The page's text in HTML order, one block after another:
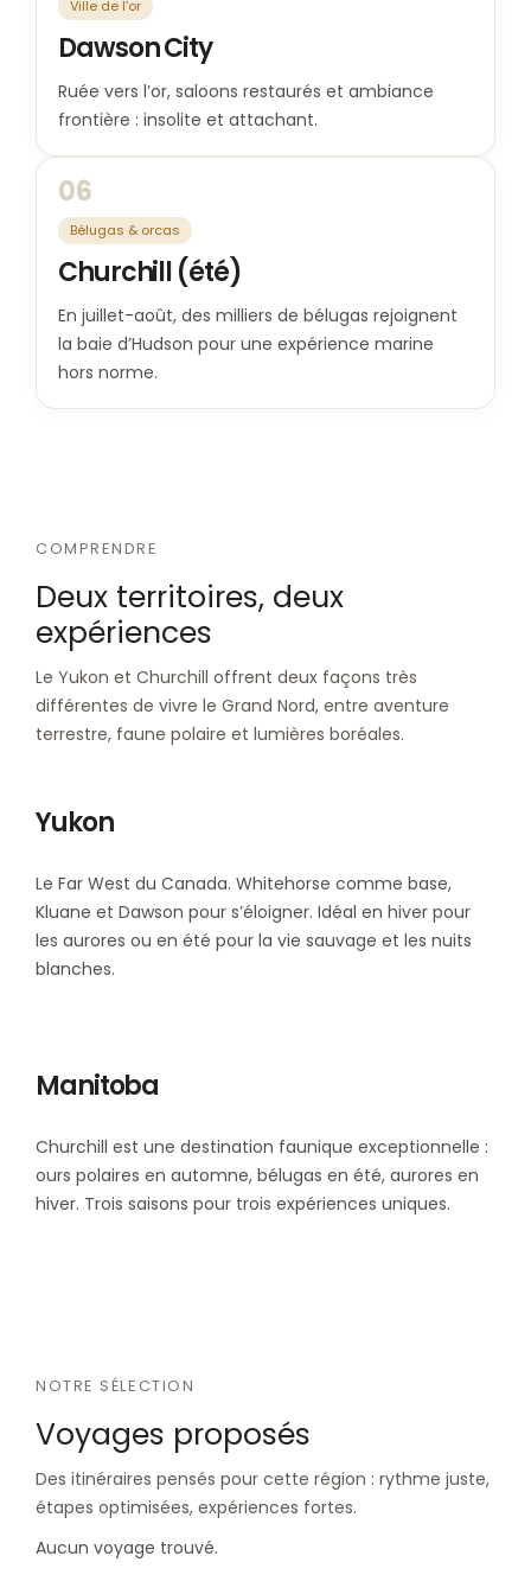
Ville de l’or
Dawson City
Ruée vers l’or, saloons restaurés et ambiance
frontière : insolite et attachant.
06
Bélugas & orcas
Churchill (été)
En juillet-août, des milliers de bélugas rejoignent
la baie d’Hudson pour une expérience marine
hors norme.
COMPRENDRE
Deux territoires, deux
expériences
Le Yukon et Churchill offrent deux façons très
différentes de vivre le Grand Nord, entre aventure
terrestre, faune polaire et lumières boréales.
Yukon
Le Far West du Canada. Whitehorse comme base,
Kluane et Dawson pour s’éloigner. Idéal en hiver pour
les aurores ou en été pour la vie sauvage et les nuits
blanches.
Manitoba
Churchill est une destination faunique exceptionnelle :
ours polaires en automne, bélugas en été, aurores en
hiver. Trois saisons pour trois expériences uniques.
NOTRE SÉLECTION
Voyages proposés
Des itinéraires pensés pour cette région : rythme juste,
étapes optimisées, expériences fortes.
Aucun voyage trouvé.